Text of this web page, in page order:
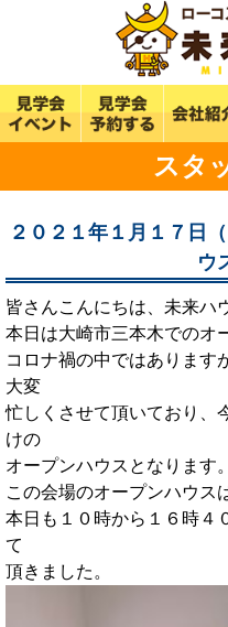
スタ
２０２１年１月１７日
ウ
皆さんこんにちは、未来ハ
本日は大崎市三本木でのオ
コロナ禍の中ではあります
大変
忙しくさせて頂いており、
けの
オープンハウスとなります。
この会場のオープンハウス
本日も１０時から１６時４
て
頂きました。